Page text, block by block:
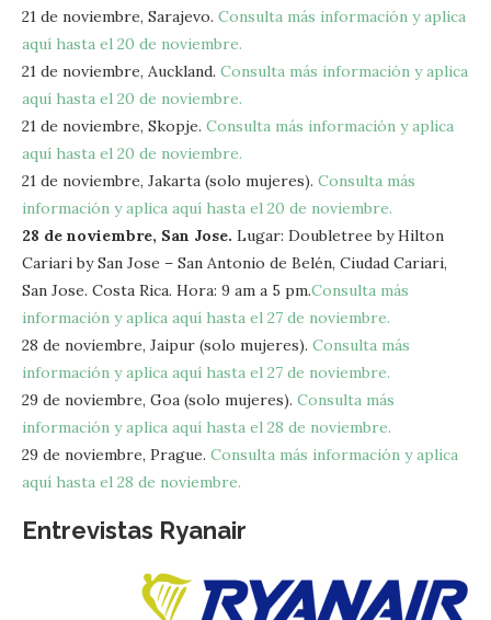
21 de noviembre, Sarajevo. Consulta más información y aplica
aquí hasta el 20 de noviembre.
21 de noviembre, Auckland. Consulta más información y aplica
aquí hasta el 20 de noviembre.
21 de noviembre, Skopje. Consulta más información y aplica
aquí hasta el 20 de noviembre.
21 de noviembre, Jakarta (solo mujeres). Consulta más
información y aplica aquí hasta el 20 de noviembre.
28 de noviembre, San Jose. Lugar: Doubletree by Hilton
Cariari by San Jose – San Antonio de Belén, Ciudad Cariari,
San Jose. Costa Rica. Hora: 9 am a 5 pm.Consulta más
información y aplica aquí hasta el 27 de noviembre.
28 de noviembre, Jaipur (solo mujeres). Consulta más
información y aplica aquí hasta el 27 de noviembre.
29 de noviembre, Goa (solo mujeres). Consulta más
información y aplica aquí hasta el 28 de noviembre.
29 de noviembre, Prague. Consulta más información y aplica
aquí hasta el 28 de noviembre.
Entrevistas Ryanair